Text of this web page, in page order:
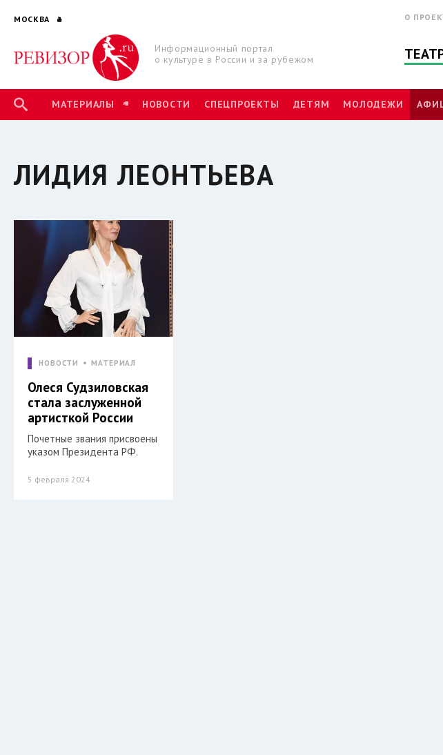
МОСКВА
Информационный портал
о культуре в России и за рубежом
О
МАТЕРИАЛЫ НОВОСТИ СПЕЦПРОЕКТЫ ДЕТЯМ МОЛОДЕЖИ
ЛИДИЯ ЛЕОНТЬЕВА
НОВОСТИ МАТЕРИАЛ
Олеся Судзиловская
стала заслуженной
артисткой России
Почетные звания присвоены
указом Президента РФ.
5 февраля 2024